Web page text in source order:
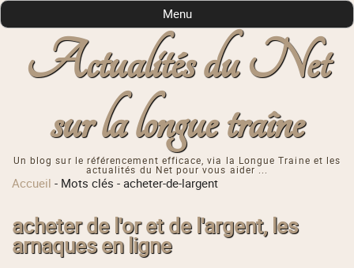
Actualités du Net
sur la longue traîne
Un blog sur le référencement efficace, via la Longue Traine et les
actualités du Net pour vous aider ...
Menu
Accueil - Mots clés -acheter-de-largent
acheter de l'or et de l'argent, les
arnaques en ligne